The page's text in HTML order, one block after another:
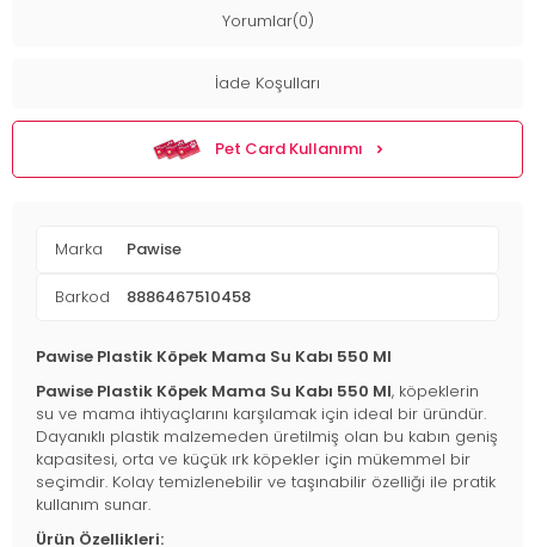
Yorumlar(0)
İade Koşulları
Pet Card Kullanımı
Marka Pawise
Barkod 8886467510458
Pawise Plastik Köpek Mama Su Kabı 550 Ml
Pawise Plastik Köpek Mama Su Kabı 550 Ml, köpeklerin
su ve mama ihtiyaçlarını karşılamak için ideal bir üründür.
Dayanıklı plastik malzemeden üretilmiş olan bu kabın geniş
kapasitesi, orta ve küçük ırk köpekler için mükemmel bir
seçimdir. Kolay temizlenebilir ve taşınabilir özelliği ile pratik
kullanım sunar.
Ürün Özellikleri: